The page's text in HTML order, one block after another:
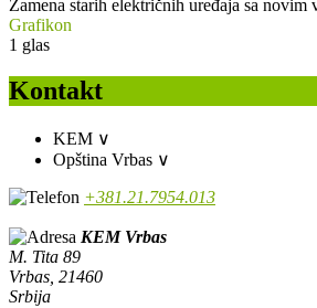
Zamena starih električnih uređaja sa novim
Grafikon
1 glas
Kontakt
KEM ∨
Opština Vrbas ∨
+381.21.7954.013
KEM Vrbas
M. Tita 89
Vrbas, 21460
Srbija